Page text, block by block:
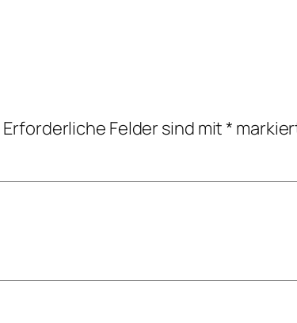
Erforderliche Felder sind mit*